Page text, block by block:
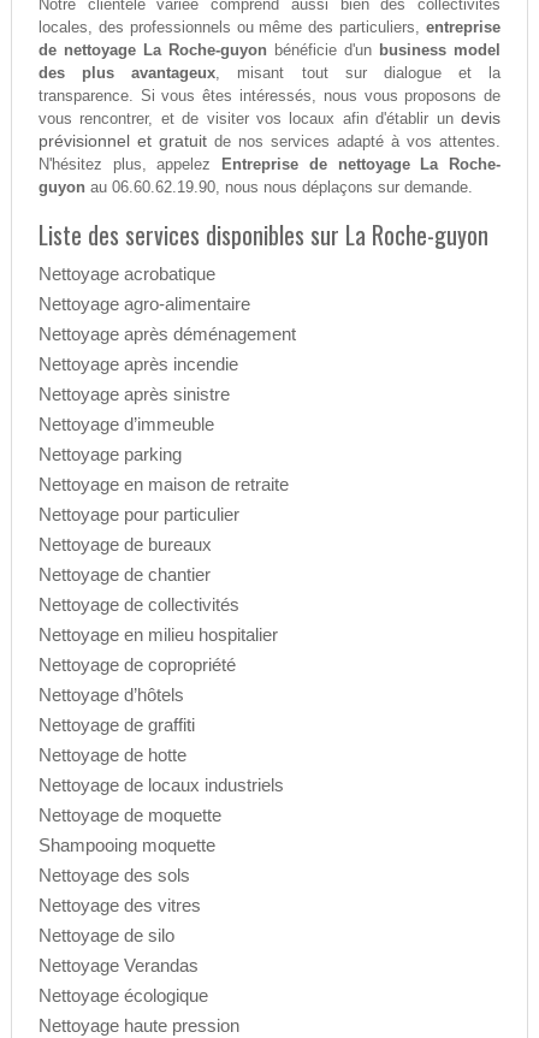
Notre clientèle variée comprend aussi bien des collectivités
locales, des professionnels ou même des particuliers,entreprise
de nettoyage La Roche-guyon bénéficie d'un business model
des plus avantageux, misant tout sur dialogue et la
transparence. Si vous êtes intéressés, nous vous proposons de
vous rencontrer, et de visiter vos locaux afin d'établir undevis
prévisionnel et gratuitde nos services adapté à vos attentes.
N'hésitez plus, appelez
Entreprise de nettoyage La Roche-
guyon au 06.60.62.19.90, nous nous déplaçons sur demande.
Liste des services disponibles sur La Roche-guyon
Nettoyage acrobatique
Nettoyage agro-alimentaire
Nettoyage après déménagement
Nettoyage après incendie
Nettoyage après sinistre
Nettoyage d’immeuble
Nettoyage parking
Nettoyage en maison de retraite
Nettoyage pour particulier
Nettoyage de bureaux
Nettoyage de chantier
Nettoyage de collectivités
Nettoyage en milieu hospitalier
Nettoyage de copropriété
Nettoyage d’hôtels
Nettoyage de graffiti
Nettoyage de hotte
Nettoyage de locaux industriels
Nettoyage de moquette
Shampooing moquette
Nettoyage des sols
Nettoyage des vitres
Nettoyage de silo
Nettoyage Verandas
Nettoyage écologique
Nettoyage haute pression